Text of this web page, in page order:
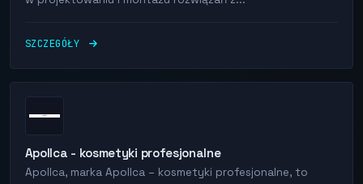
SZCZEGÓŁY
Apollca - kosmetyki profesjonalne
Apollca, marka Apollca – kosmetyki profesjonalne, to